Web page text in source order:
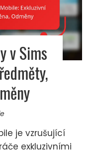
v Sims
je vzrušující
exkluzivními